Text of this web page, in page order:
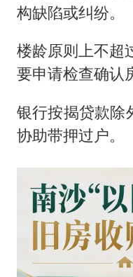
构缺陷或纠纷。
楼龄原则上不超
要申请检查确认
银行按揭贷款除
协助带押过户。